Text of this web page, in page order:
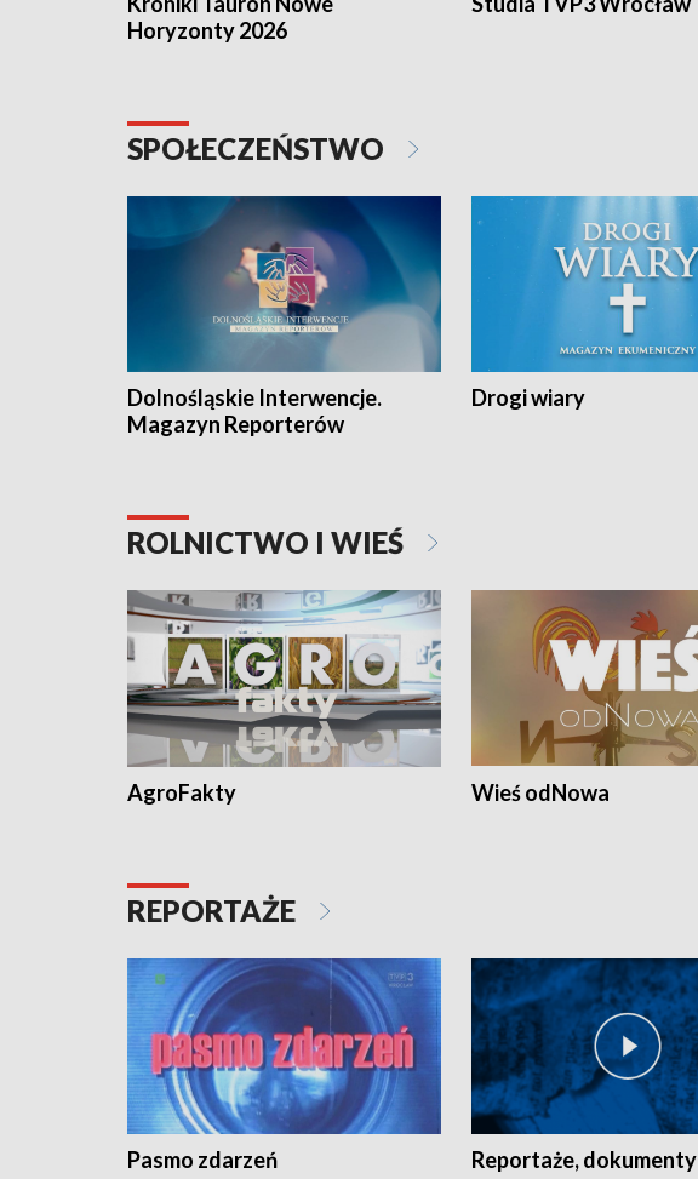
Horyzonty 2026
SPOŁECZEŃSTWO
Dolnośląskie Interwencje.
Magazyn Reporterów
Drogi wiary
ROLNICTWO I WIEŚ
AgroFakty Wieś odNowa
REPORTAŻE
Pasmo zdarzeń Reportaże, dokumenty